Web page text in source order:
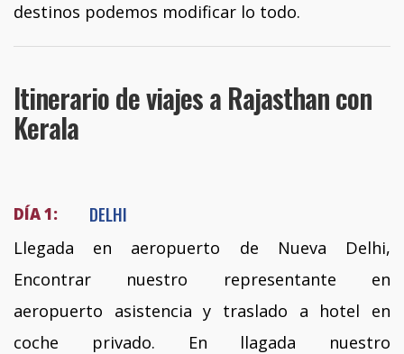
destinos podemos modificar lo todo.
Itinerario de viajes a Rajasthan con
Kerala
DÍA 1: DELHI
Llegada en aeropuerto de Nueva Delhi,
Encontrar nuestro representante en
aeropuerto asistencia y traslado a hotel en
coche privado. En llagada nuestro